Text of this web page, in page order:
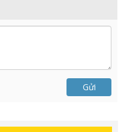
Gửi